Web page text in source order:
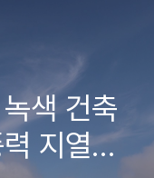
색 건축
지열의